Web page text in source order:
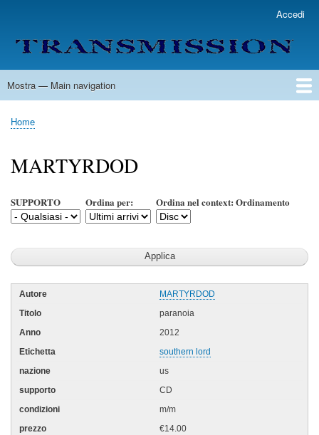
contenuto
principale
account
menu
Accedi
Main
Mostra — Main navigation
Home
Lista Autori
Contatti
Spedizione & Consegna
Legenda
Condizioni per l'uso
Briciole
pane
Home
MARTYRDOD
SUPPORTO Ordina per: Ordina nel context: Ordinamento
MARTYRDOD
paranoia
2012
southern lord
us
CD
m/m
€14.00